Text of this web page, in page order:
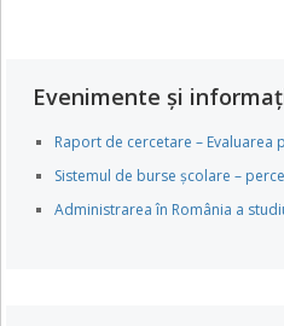
Evenimente și
Raport de cercetare – Evaluarea
Sistemul de burse școlare –
Administrarea în România a